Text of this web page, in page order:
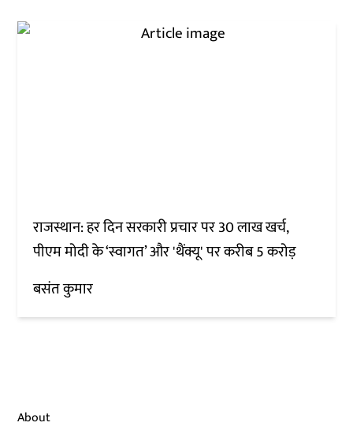
राजस्थान: हर दिन सरकारी प्रचार पर 30 लाख खर्च,
पीएम मोदी के ‘स्वागत’ और 'थैंक्यू' पर करीब 5 करोड़
बसंत कुमार
About